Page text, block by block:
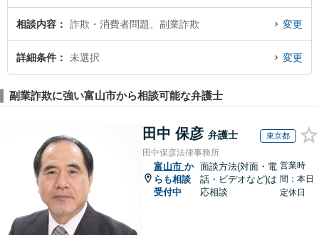
豊富な近くの弁護士を検索したい』『初回相談無料で副業詐欺を法律相談でき
る富山市内の弁護士に相談予約したい』などでお困りの相談者さんにおすすめ
です。
相談内容 詐欺・消費者問題、副業詐欺 変更
詳細条件 未選択 変更
副業詐欺に強い富山市から相談可能な弁護士
田中 保彦 弁護士 東京都
田中保彦法律事務所
富山市 か
らも相談
受付中
面談方法(対面・電
話・ビデオなど)は
応相談
営業時
間：本日
定休日